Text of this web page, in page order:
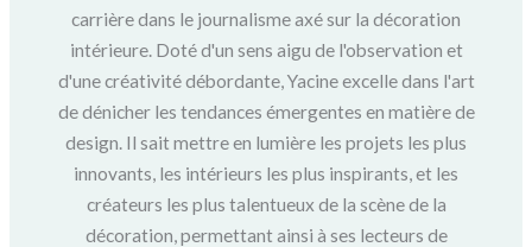
carrière dans le journalisme axé sur la décoration
intérieure. Doté d'un sens aigu de l'observation et
d'une créativité débordante, Yacine excelle dans l'art
de dénicher les tendances émergentes en matière de
design. Il sait mettre en lumière les projets les plus
innovants, les intérieurs les plus inspirants, et les
créateurs les plus talentueux de la scène de la
décoration, permettant ainsi à ses lecteurs de